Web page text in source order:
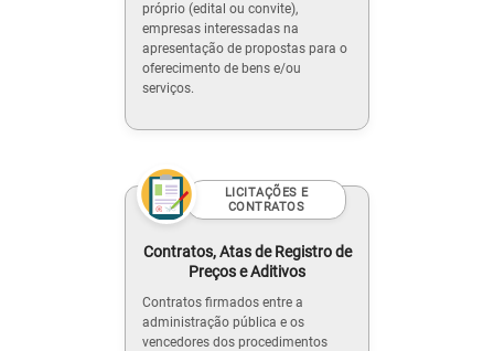
próprio (edital ou convite),
empresas interessadas na
apresentação de propostas para o
oferecimento de bens e/ou
serviços.
LICITAÇÕES E
CONTRATOS
Contratos, Atas de Registro de
Preços e Aditivos
Contratos firmados entre a
administração pública e os
vencedores dos procedimentos